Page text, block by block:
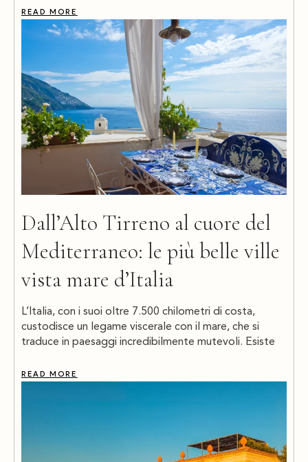
READ MORE
Dall’Alto Tirreno al cuore del
Mediterraneo: le più belle ville
vista mare d’Italia
L’Italia, con i suoi oltre 7.500 chilometri di costa,
custodisce un legame viscerale con il mare, che si
traduce in paesaggi incredibilmente mutevoli. Esiste
READ MORE